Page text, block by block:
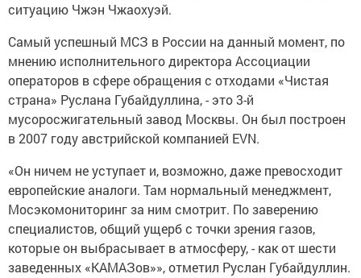
ситуацию Чжэн Чжаохуэй.
Самый успешный МСЗ в России на данный момент, по
мнению исполнительного директора Ассоциации
операторов в сфере обращения с отходами «Чистая
страна» Руслана Губайдуллина, - это 3-й
мусоросжигательный завод Москвы. Он был построен
в 2007 году австрийской компанией EVN.
«Он ничем не уступает и, возможно, даже превосходит
европейские аналоги. Там нормальный менеджмент,
Мосэкомониторинг за ним смотрит. По заверению
специалистов, общий ущерб с точки зрения газов,
которые он выбрасывает в атмосферу, - как от шести
заведенных «КАМАЗов»», отметил Руслан Губайдуллин.